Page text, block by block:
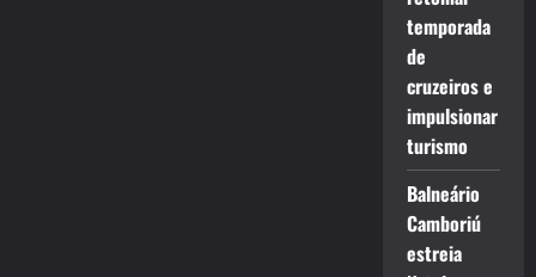
temporada
de
cruzeiros e
impulsionar
turismo
Balneário
Camboriú
estreia